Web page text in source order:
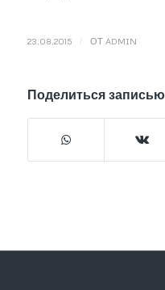
23.08.2015 ОТ ADMIN
Поделиться записью